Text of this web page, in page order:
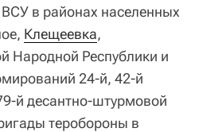
в районах населенных
Клещеевка,
Народной Республики и
24-й, 42-й
й десантно-штурмовой
теробороны в